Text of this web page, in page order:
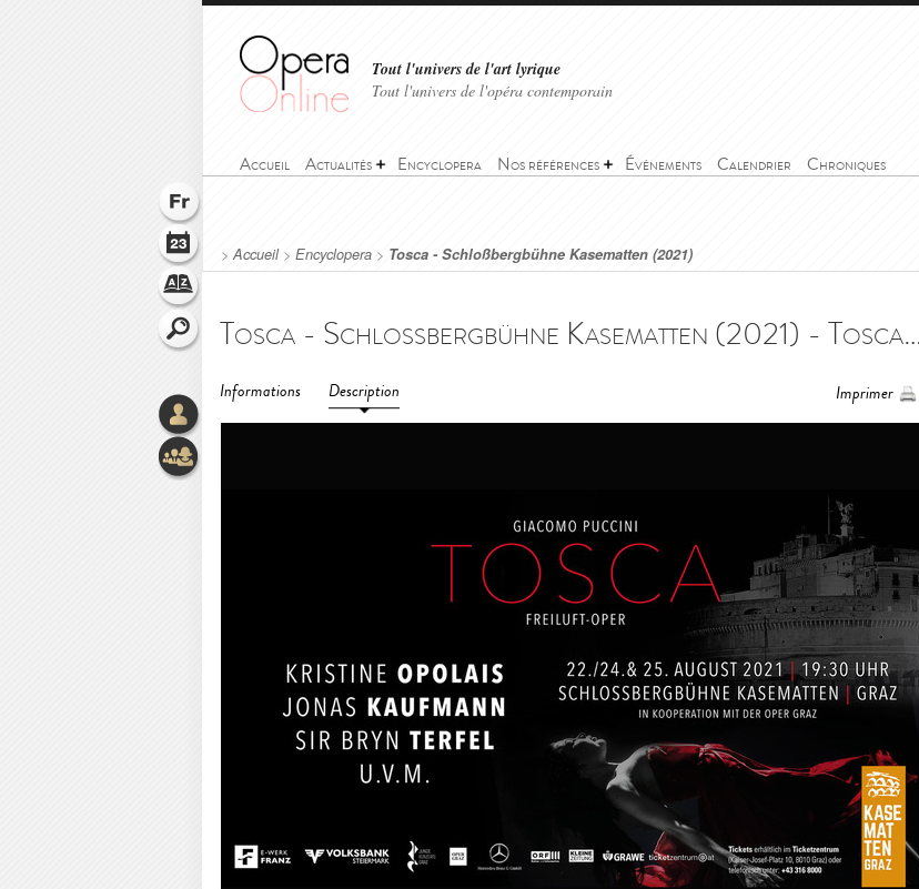
Tout l'univers de l'art lyrique
Tout l'univers de l'opéra contemporain
Accueil Actualités Encyclopera Nos références Événements Calendrier Chroniques
>Accueil> Encyclopera > Tosca - Schloßbergbühne Kasematten (2021)
Tosca - Schloßbergbühne Kasematten (2021) - Tosca - Schloßbergbühne Kasematten (2021)
Informations Description Imprimer